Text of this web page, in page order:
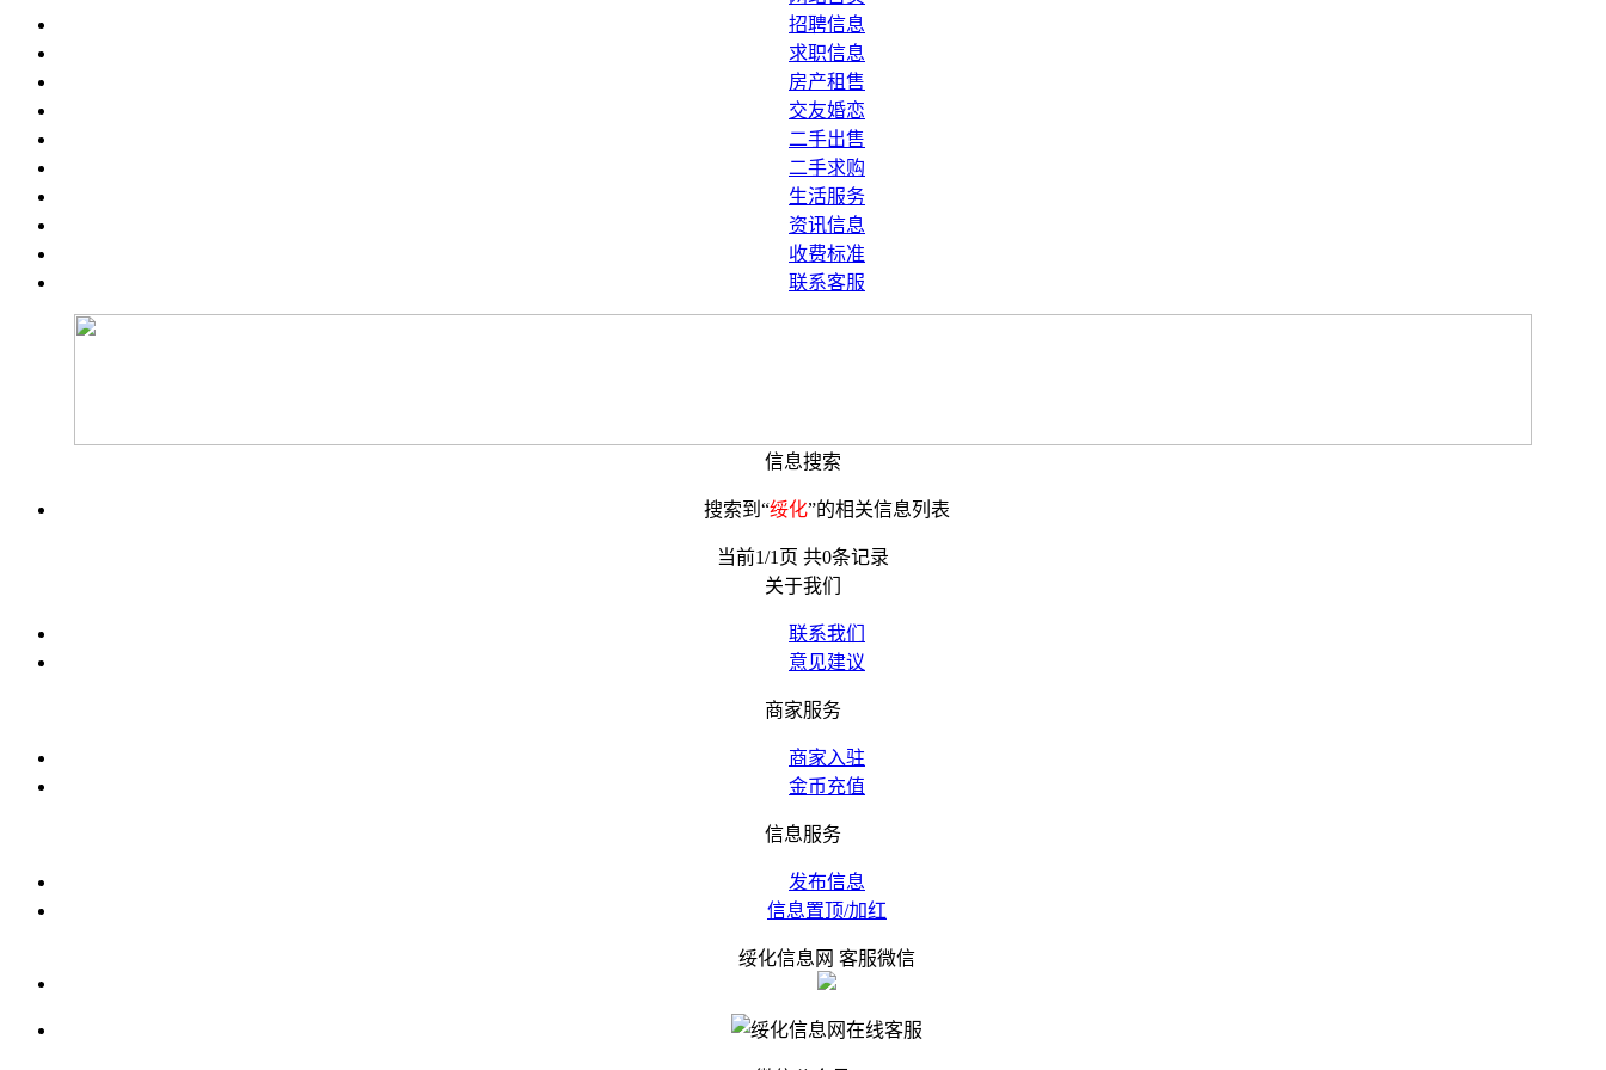
招聘信息
求职信息
房产租售
交友婚恋
二手出售
二手求购
生活服务
资讯信息
收费标准
联系客服
信息搜索
搜索到“绥化”的相关信息列表
当前1/1页 共0条记录
关于我们
联系我们
意见建议
商家服务
商家入驻
金币充值
信息服务
发布信息
信息置顶/加红
绥化信息网 客服微信